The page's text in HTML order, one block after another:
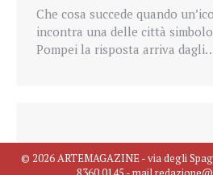
Che cosa succede quando
incontra una delle città
Pompei la risposta arriva
© 2026 ARTEMAGAZINE - via degli